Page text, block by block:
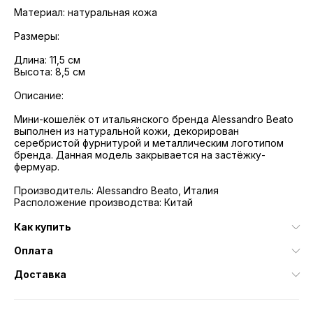
Материал: натуральная кожа
Размеры:
Длина: 11,5 см
Высота: 8,5 см
Описание:
Мини-кошелёк от итальянского бренда Alessandro Beato
выполнен из натуральной кожи, декорирован
серебристой фурнитурой и металлическим логотипом
бренда. Данная модель закрывается на застёжку-
фермуар.
Производитель: Alessandro Beato, Италия
Расположение производства: Китай
Как купить
Оплата
Доставка